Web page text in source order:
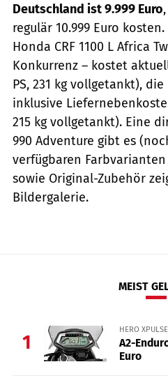
Deutschland ist 9.999 Euro
regulär 10.999 Euro
Honda CRF 1100 L Africa
Konkurrenz – kostet
PS, 231 kg vollgetankt),
inklusive
215 kg vollgetankt). Eine
990 Adventure gibt es
verfügbaren Farbvarianten
sowie Original-Zubehör
Bildergalerie.
MEIST
1
HERO
A2-
Euro